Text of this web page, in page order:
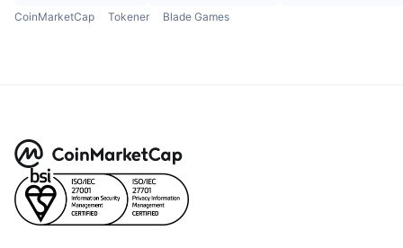
CoinMarketCap Tokener Blade Games